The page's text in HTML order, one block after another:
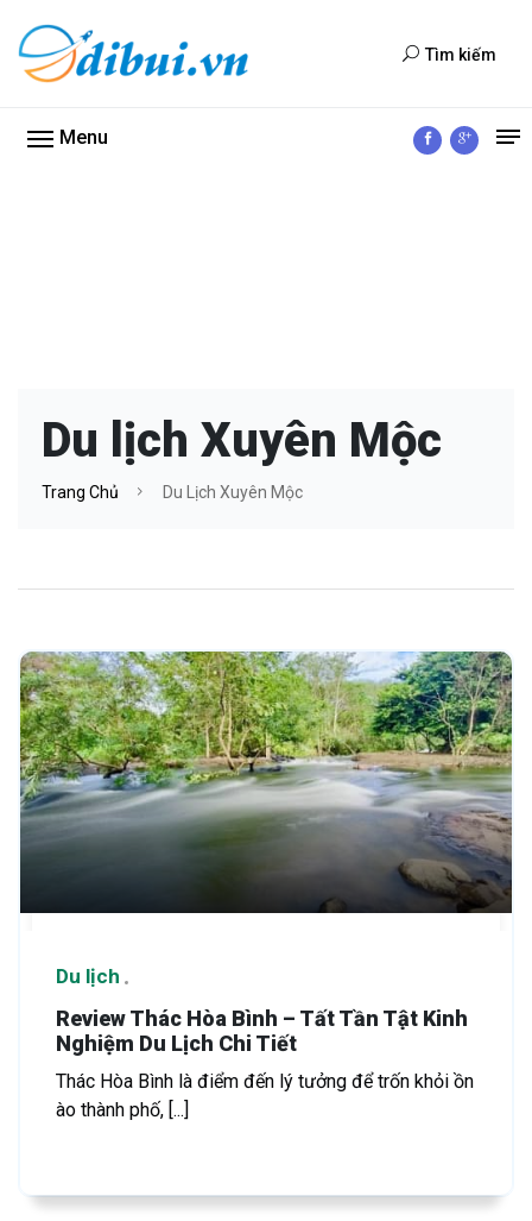
Tìm kiếm
Menu
Du lịch Xuyên Mộc
Trang Chủ Du Lịch Xuyên Mộc
Du lịch
Review Thác Hòa Bình – Tất Tần Tật Kinh
Nghiệm Du Lịch Chi Tiết
Thác Hòa Bình là điểm đến lý tưởng để trốn khỏi ồn
ào thành phố, [...]